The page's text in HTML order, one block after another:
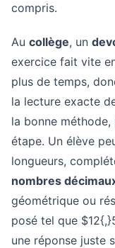
compris.
Au collège, un
exercice fait vite
plus de temps,
la lecture exacte
la bonne
étape. Un élève
longueurs,
nombres
géométrique ou
posé tel que
une réponse juste